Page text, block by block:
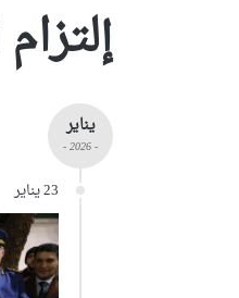
يناير
- 2026 -
23 يناير